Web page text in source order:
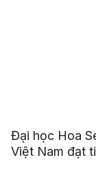
Đại học Hoa
Việt Nam đạt